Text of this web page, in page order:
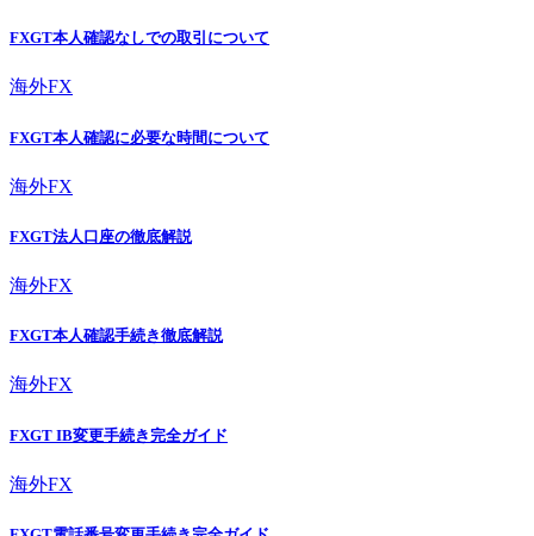
FXGT本人確認なしでの取引について
海外FX
FXGT本人確認に必要な時間について
海外FX
FXGT法人口座の徹底解説
海外FX
FXGT本人確認手続き徹底解説
海外FX
FXGT IB変更手続き完全ガイド
海外FX